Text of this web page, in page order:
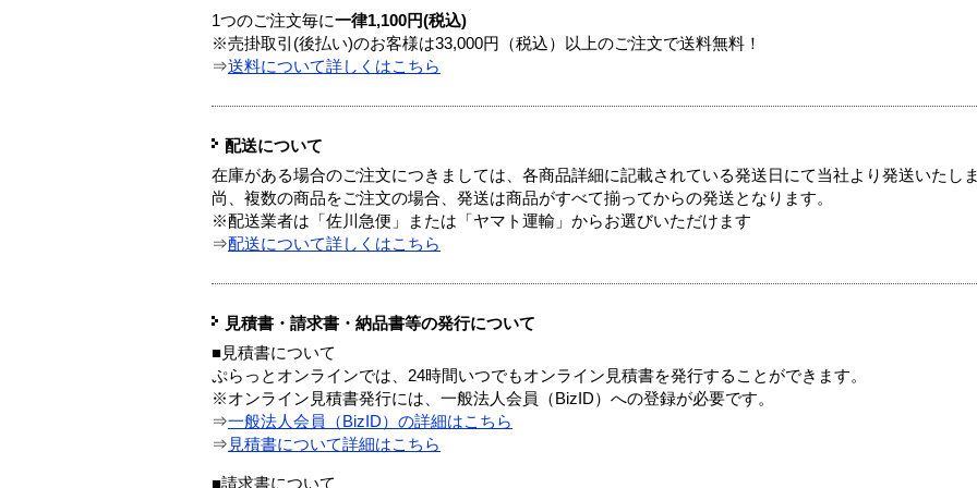
1つのご注文毎に一律1,100円(税込)
※売掛取引(後払い)のお客様は33,000円（税込）以上のご注文で送料無料！
⇒送料について詳しくはこちら
配送について
在庫がある場合のご注文につきましては、各商品詳細に記載されている発送日にて当社より発送いたし
尚、複数の商品をご注文の場合、発送は商品がすべて揃ってからの発送となります。
※配送業者は「佐川急便」または「ヤマト運輸」からお選びいただけます
⇒配送について詳しくはこちら
見積書・請求書・納品書等の発行について
■見積書について
ぷらっとオンラインでは、24時間いつでもオンライン見積書を発行することができます。
※オンライン見積書発行には、一般法人会員（BizID）への登録が必要です。
⇒一般法人会員（BizID）の詳細はこちら
⇒ 見積書について詳細はこちら
■請求書について